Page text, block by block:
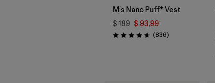
M's Nano Puff® Vest
$ 189 $ 93,99
Valoración: 4.7 / 5
(836Comentarios
)